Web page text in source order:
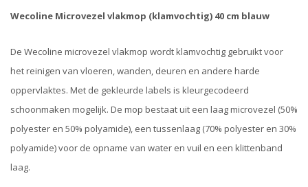
Wecoline Microvezel vlakmop (klamvochtig) 40 cm blauw
De Wecoline microvezel vlakmop wordt klamvochtig gebruikt voor
het reinigen van vloeren, wanden, deuren en andere harde
oppervlaktes. Met de gekleurde labels is kleurgecodeerd
schoonmaken mogelijk. De mop bestaat uit een laag microvezel (50%
polyester en 50% polyamide), een tussenlaag (70% polyester en 30%
polyamide) voor de opname van water en vuil en een klittenband
laag.